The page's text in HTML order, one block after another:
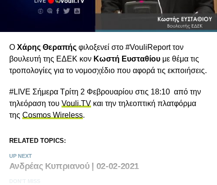
O Xάρης Θεραπήςφιλοξενεί στο #VouliReport τον
βουλευτή της ΕΔΕΚ κον Κωστή Ευσταθίουμε θέμα τις
τροπολογίες για το νομοσχέδιο που αφορά τις εκποιήσεις.
#LIVE Σήμερα Τρίτη 2 Φεβρουαρίου στις 18:10 από την
τηλεόραση του Vouli.TVκαι την τηλεοπτική πλατφόρμα
της Cosmos Wireless.
RELATED TOPICS:
UP NEXT
Ανδρέας Κυπριανού | 02-02-2021
DON'T MISS